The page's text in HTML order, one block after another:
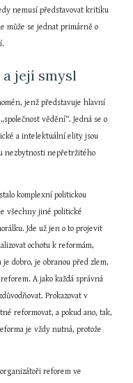
nemusí představovat kritiku
může se jednat primárně o
a její smysl
jenž představuje hlavní
vědění“. Jedná se o
a intelektuální elity jsou
nezbytnosti nepřetržitého
komplexní politickou
všechny jiné politické
Jde už jen o to projevit
ochotu k reformám,
dobro, je obranou před zlem,
A jako každá správná
Prokazovat v
reformovat, a pokud ano, tak,
je vždy nutná, protože
reforem ve